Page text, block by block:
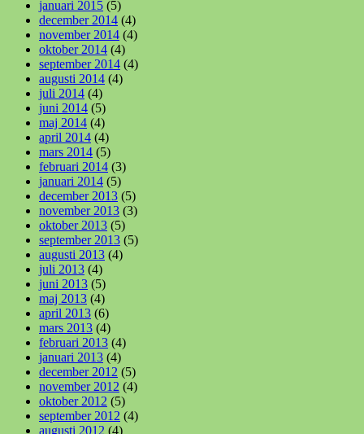
januari 2015 (5)
december 2014 (4)
november 2014 (4)
oktober 2014 (4)
september 2014 (4)
augusti 2014 (4)
juli 2014 (4)
juni 2014 (5)
maj 2014 (4)
april 2014 (4)
mars 2014 (5)
februari 2014 (3)
januari 2014 (5)
december 2013 (5)
november 2013 (3)
oktober 2013 (5)
september 2013 (5)
augusti 2013 (4)
juli 2013 (4)
juni 2013 (5)
maj 2013 (4)
april 2013 (6)
mars 2013 (4)
februari 2013 (4)
januari 2013 (4)
december 2012 (5)
november 2012 (4)
oktober 2012 (5)
september 2012 (4)
augusti 2012 (4)